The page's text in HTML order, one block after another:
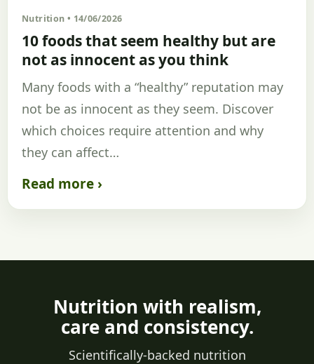
Nutrition • 14/06/2026
10 foods that seem healthy but are
not as innocent as you think
Many foods with a “healthy” reputation may
not be as innocent as they seem. Discover
which choices require attention and why
they can affect…
Read more ›
Nutrition with realism,
care and consistency.
Scientifically-backed nutrition